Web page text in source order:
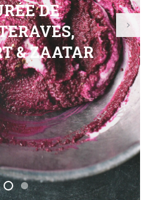
DE
& ZAATAR